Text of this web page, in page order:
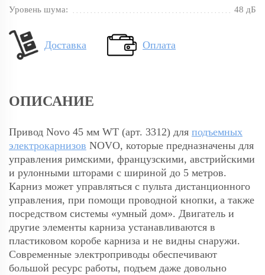
Уровень шума:
48 дБ
Доставка Оплата
ОПИСАНИЕ
Привод Novo 45 мм WT (арт. 3312) для подъемных
электрокарнизов NOVO, которые предназначены для
управления римскими, французскими, австрийскими
и рулонными шторами с шириной до 5 метров.
Карниз может управляться с пульта дистанционного
управления, при помощи проводной кнопки, а также
посредством системы «умный дом». Двигатель и
другие элементы карниза устанавливаются в
пластиковом коробе карниза и не видны снаружи.
Современные электроприводы обеспечивают
большой ресурс работы, подъем даже довольно